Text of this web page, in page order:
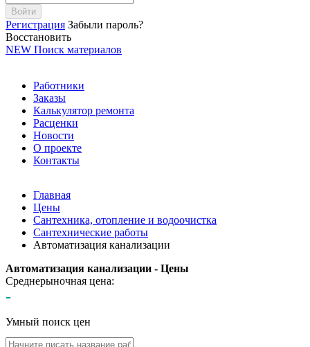
Войти
Регистрация Забыли пароль?
Восстановить
NEW Поиск материалов
Работники
Заказы
Калькулятор ремонта
Расценки
Новости
О проекте
Контакты
Главная
Цены
Сантехника, отопление и водоочистка
Сантехнические работы
Автоматизация канализации
Автоматизация канализации - Цены
Среднерыночная цена:
-
Умный поиск цен